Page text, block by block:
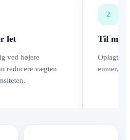
let
ved højere
reducere vægten
2
Til
Oplagt til
emner,